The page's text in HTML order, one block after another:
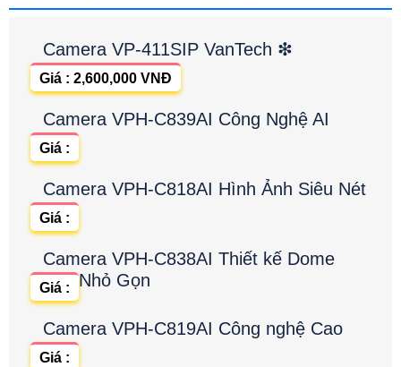
Camera VP-411SIP VanTech ❇
Giá : 2,600,000 VNĐ
Camera VPH-C839AI Công Nghệ AI
Giá :
Camera VPH-C818AI Hình Ảnh Siêu Nét
Giá :
Camera VPH-C838AI Thiết kế Dome
Nhỏ Gọn
Giá :
Camera VPH-C819AI Công nghệ Cao
Giá :